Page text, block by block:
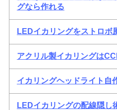
グなら作れる
LEDイカリングをストロボ
アクリル製イカリングは
イカリングヘッドライト自
LEDイカリングの配線隠し